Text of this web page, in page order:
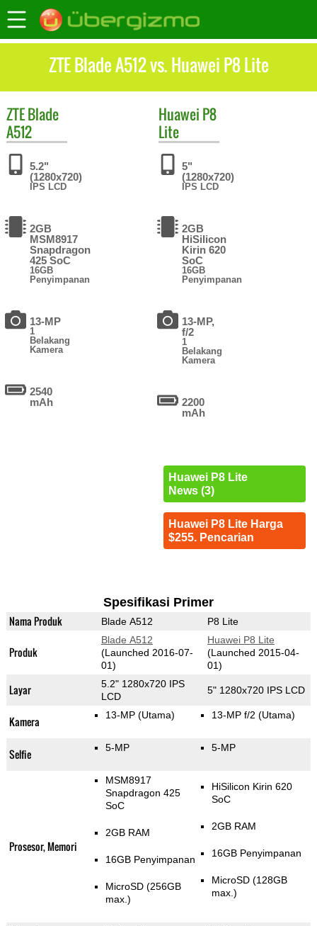
ZTE Blade A512 vs. Huawei P8 Lite
ZTEBlade
A512
5.2"
(1280x720)
IPS LCD
2GB
MSM8917
Snapdragon
425 SoC
16GB
Penyimpanan
13-MP
1
Belakang
Kamera
2540
mAh
Huawei P8
Lite
5"
(1280x720)
IPS LCD
2GB
HiSilicon
Kirin 620
SoC
16GB
Penyimpanan
13-MP,
f/2
1
Belakang
Kamera
2200
mAh
Huawei P8 Lite
News (3)
Huawei P8 Lite Harga
$255. Pencarian
Spesifikasi Primer
Nama Produk Blade A512 P8 Lite
Produk
Blade A512
(Launched 2016-07-
01)
Huawei P8 Lite
(Launched 2015-04-
01)
Layar
5.2" 1280x720 IPS
LCD
5" 1280x720 IPS LCD
Kamera 13-MP (Utama) 13-MP f/2 (Utama)
Selfie 5-MP 5-MP
Prosesor, Memori
MSM8917
Snapdragon 425
SoC
2GB RAM
16GB Penyimpanan
MicroSD (256GB
max.)
HiSilicon Kirin 620
SoC
2GB RAM
16GB Penyimpanan
MicroSD (128GB
max.)